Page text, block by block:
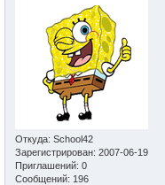
Откуда: School42
Зарегистрирован: 2007-06-19
Приглашений: 0
Сообщений: 196